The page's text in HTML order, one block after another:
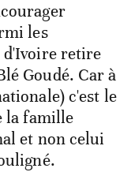
les
d'Ivoire retire
Goudé. Car à
c'est le
la famille
et non celui